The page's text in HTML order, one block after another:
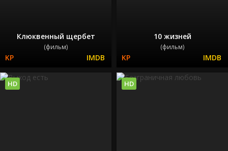
Клюквенный щербет
(фильм)
10 жизней
(фильм)
HD HD